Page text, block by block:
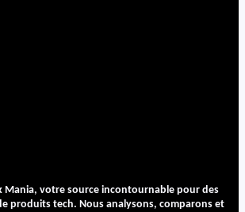
Mania, votre source incontournable pour des
produits tech. Nous analysons, comparons et